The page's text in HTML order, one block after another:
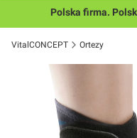
Polska firma.
VitalCONCEPT Ortezy